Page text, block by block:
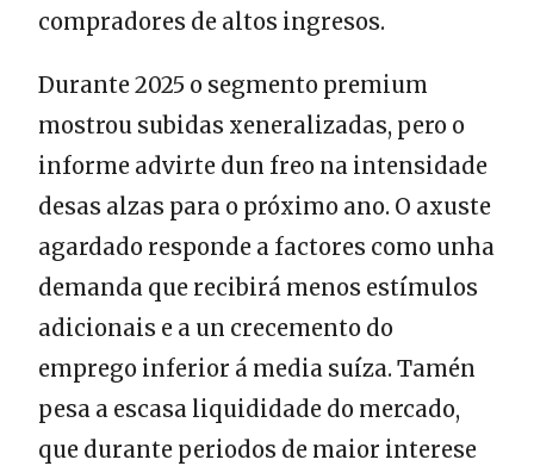
compradores de altos ingresos.
Durante 2025 o segmento premium
mostrou subidas xeneralizadas, pero o
informe advirte dun freo na intensidade
desas alzas para o próximo ano. O axuste
agardado responde a factores como unha
demanda que recibirá menos estímulos
adicionais e a un crecemento do
emprego inferior á media suíza. Tamén
pesa a escasa liquididade do mercado,
que durante periodos de maior interese